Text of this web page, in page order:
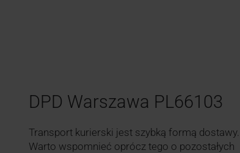
DPD Warszawa PL66103
Transport kurierski jest szybką formą dostawy.
Warto wspomnieć oprócz tego o pozostałych